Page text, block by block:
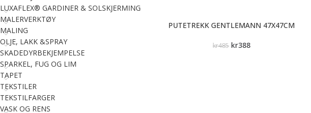
LUXAFLEX® GARDINER & SOLSKJERMING
MALERVERKTØY
MALING
OLJE, LAKK &SPRAY
SKADEDYRBEKJEMPELSE
SPARKEL, FUG OG LIM
TAPET
TEKSTILER
TEKSTILFARGER
VASK OG RENS
PUTETREKK GENTLEMANN 47X47CM
kr485 kr388